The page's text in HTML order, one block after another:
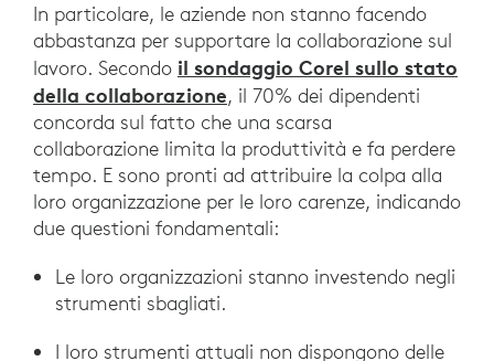
In particolare, le aziende non stanno facendo
abbastanza per supportare la collaborazione sul
lavoro. Secondo il sondaggio Corel sullo stato
della collaborazione, il 70% dei dipendenti
concorda sul fatto che una scarsa
collaborazione limita la produttività e fa perdere
tempo. E sono pronti ad attribuire la colpa alla
loro organizzazione per le loro carenze, indicando
due questioni fondamentali:
Le loro organizzazioni stanno investendo negli
strumenti sbagliati.
I loro strumenti attuali non dispongono delle